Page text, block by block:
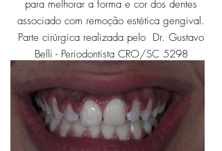
para melhorar a forma e cor dos dentes
associado com remoção estética gengival.
Parte cirúrgica realizada pelo Dr. Gustavo
Belli - Periodontista CRO/SC 5298